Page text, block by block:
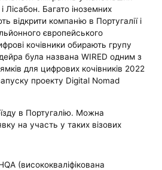
Лісабон. Багато іноземних
відкрити компанію в Португалії і
європейського
кочівники обирають групу
була названа WIRED одним з
для цифрових кочівників 2022
проекту Digital Nomad
в Португалію. Можна
на участь у таких візових
(висококваліфікована